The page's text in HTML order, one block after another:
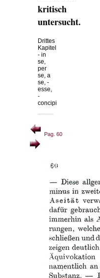
kritisch
untersucht.
Drittes
Kapitel
- in
se,
per
se, a
se, -
esse,
-
concipi
Pag. 60